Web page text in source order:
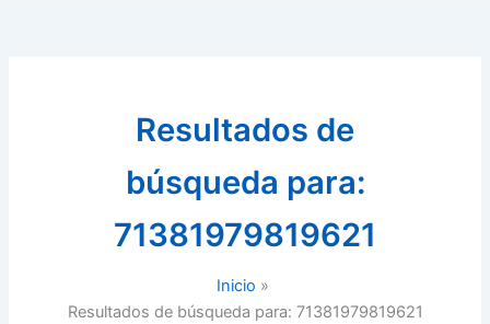
Resultados de
búsqueda para:
71381979819621
Inicio
Resultados de búsqueda para: 71381979819621